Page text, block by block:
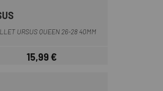
URSUS QUEEN 26-28 40MM
Preu
15,99 €